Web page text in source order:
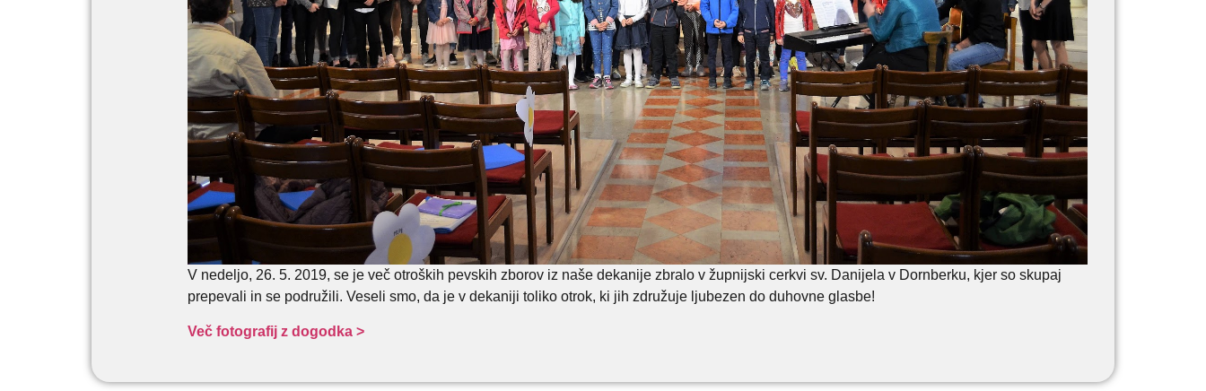
V nedeljo, 26. 5. 2019, se je več otroških pevskih zborov iz naše dekanije zbralo v župnijski cerkvi sv. Danijela v Dornberku, kjer so skupaj
prepevali in se podružili. Veseli smo, da je v dekaniji toliko otrok, ki jih združuje ljubezen do duhovne glasbe!
Več fotografij z dogodka >